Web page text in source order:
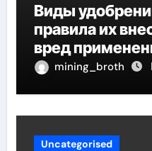
Виды
правила их
вред
mining_broth
Uncategorised